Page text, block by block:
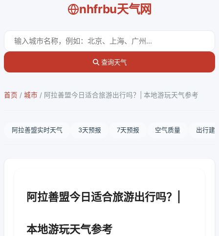
nhfrbu天气网
查询天气
首页 / 城市 / 阿拉善盟今日适合旅游出行吗？| 本地游玩天气参考
阿拉善盟实时天气 3天预报 7天预报 空气质量 出行建
阿拉善盟今日适合旅游出行吗？|
本地游玩天气参考